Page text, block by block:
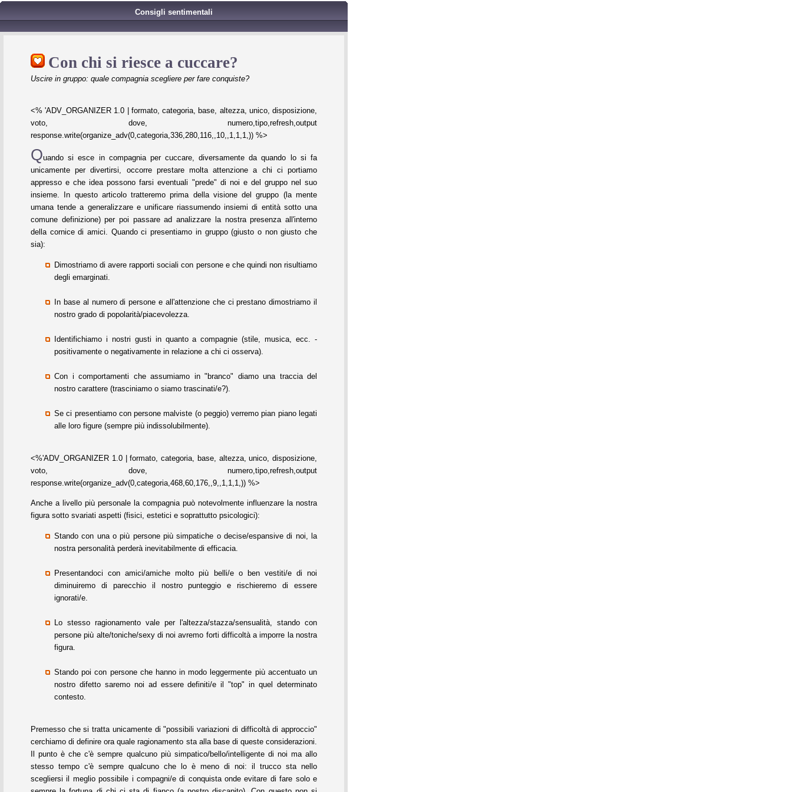
Consigli sentimentali
Con chi si riesce a cuccare?
Uscire in gruppo: quale compagnia scegliere per fare conquiste?
<% 'ADV_ORGANIZER 1.0 | formato, categoria, base, altezza, unico, disposizione,
voto, dove, numero,tipo,refresh,output
response.write(organize_adv(0,categoria,336,280,116,,10,,1,1,1,)) %>
Quando si esce in compagnia per cuccare, diversamente da quando lo si fa
unicamente per divertirsi, occorre prestare molta attenzione a chi ci portiamo
appresso e che idea possono farsi eventuali "prede" di noi e del gruppo nel suo
insieme. In questo articolo tratteremo prima della visione del gruppo (la mente
umana tende a generalizzare e unificare riassumendo insiemi di entità sotto una
comune definizione) per poi passare ad analizzare la nostra presenza all'interno
della cornice di amici. Quando ci presentiamo in gruppo (giusto o non giusto che
sia):
Dimostriamo di avere rapporti sociali con persone e che quindi non risultiamo
degli emarginati.
In base al numero di persone e all'attenzione che ci prestano dimostriamo il
nostro grado di popolarità/piacevolezza.
Identifichiamo i nostri gusti in quanto a compagnie (stile, musica, ecc. -
positivamente o negativamente in relazione a chi ci osserva).
Con i comportamenti che assumiamo in "branco" diamo una traccia del
nostro carattere (trasciniamo o siamo trascinati/e?).
Se ci presentiamo con persone malviste (o peggio) verremo pian piano legati
alle loro figure (sempre più indissolubilmente).
<%'ADV_ORGANIZER 1.0 | formato, categoria, base, altezza, unico, disposizione,
voto, dove, numero,tipo,refresh,output
response.write(organize_adv(0,categoria,468,60,176,,9,,1,1,1,)) %>
Anche a livello più personale la compagnia può notevolmente influenzare la nostra
figura sotto svariati aspetti (fisici, estetici e soprattutto psicologici):
Stando con una o più persone più simpatiche o decise/espansive di noi, la
nostra personalità perderà inevitabilmente di efficacia.
Presentandoci con amici/amiche molto più belli/e o ben vestiti/e di noi
diminuiremo di parecchio il nostro punteggio e rischieremo di essere
ignorati/e.
Lo stesso ragionamento vale per l'altezza/stazza/sensualità, stando con
persone più alte/toniche/sexy di noi avremo forti difficoltà a imporre la nostra
figura.
Stando poi con persone che hanno in modo leggermente più accentuato un
nostro difetto saremo noi ad essere definiti/e il "top" in quel determinato
contesto.
Premesso che si tratta unicamente di "possibili variazioni di difficoltà di approccio"
cerchiamo di definire ora quale ragionamento sta alla base di queste considerazioni.
Il punto è che c'è sempre qualcuno più simpatico/bello/intelligente di noi ma allo
stesso tempo c'è sempre qualcuno che lo è meno di noi: il trucco sta nello
scegliersi il meglio possibile i compagni/e di conquista onde evitare di fare solo e